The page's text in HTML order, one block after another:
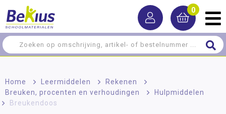
0
Home > Leermiddelen > Rekenen
>
Breuken, procenten en verhoudingen
> Hulpmiddelen
Breukendoos